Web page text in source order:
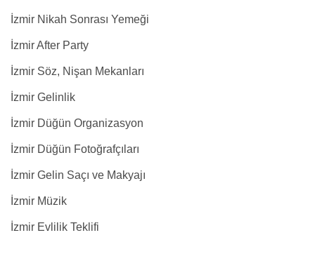
İzmir Nikah Sonrası Yemeği
İzmir After Party
İzmir Söz, Nişan Mekanları
İzmir Gelinlik
İzmir Düğün Organizasyon
İzmir Düğün Fotoğrafçıları
İzmir Gelin Saçı ve Makyajı
İzmir Müzik
İzmir Evlilik Teklifi